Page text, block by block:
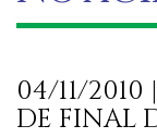
04/11/
DE FINAL